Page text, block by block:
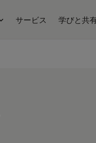
サービス 学びと共